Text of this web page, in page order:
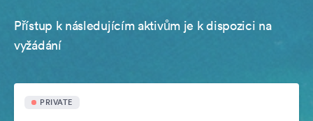
Přístup k následujícím aktivům je k dispozici na
vyžádání
PRIVATE